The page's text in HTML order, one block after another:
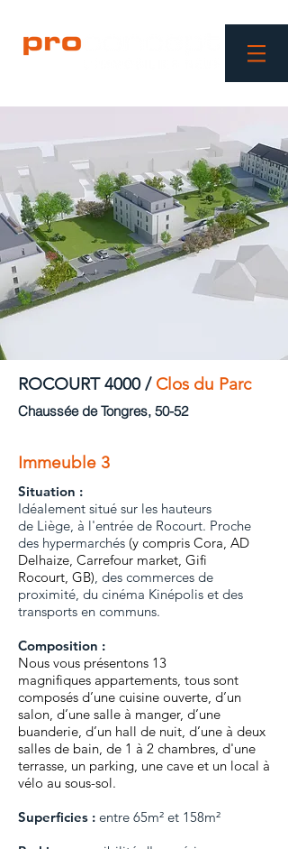
ROCOURT4000/ Clos du Parc
Chaussée de Tongres, 50-52
Immeuble 3
Situation :
Idéalement situé sur les hauteurs
de Liège, à l'entrée de Rocourt. Proche
des hypermarchés (y compris Cora, AD
Delhaize, Carrefour market, Gifi
Rocourt, GB), des commerces de
proximité, du cinéma Kinépolis et des
transports en communs.
Composition :
Nous vous présentons 13
magnifiques appartements, tous sont
composés d’une cuisine ouverte, d’un
salon, d’une salle à manger, d’une
buanderie, d’un hall de nuit, d’une à deux
salles de bain, de 1 à 2 chambres, d'une
terrasse, un parking, une cave et un local à
vélo au sous-sol.
Superficies : entre 65m² et 158m²